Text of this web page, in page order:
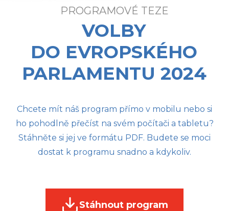
PROGRAMOVÉ TEZE
VOLBY
DO EVROPSKÉHO
PARLAMENTU 2024
Chcete mít náš program přímo v mobilu nebo si
ho pohodlně přečíst na svém počítači a tabletu?
Stáhněte si jej ve formátu PDF. Budete se moci
dostat k programu snadno a kdykoliv.
Stáhnout program